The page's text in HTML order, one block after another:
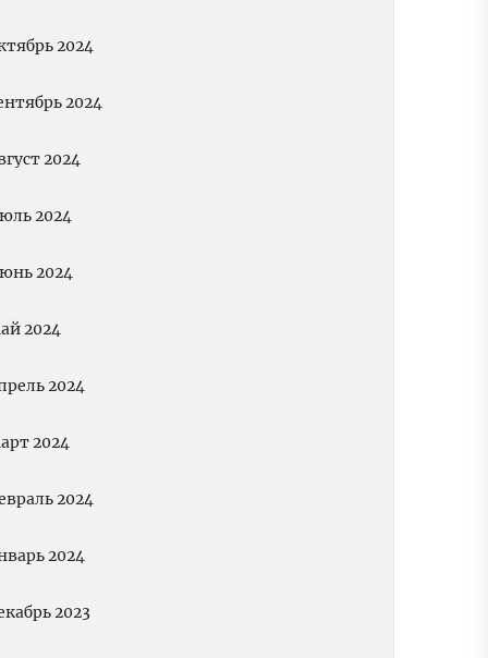
2024
2024
2024
2024
2024
2024
2024
2024
2024
2024
2023